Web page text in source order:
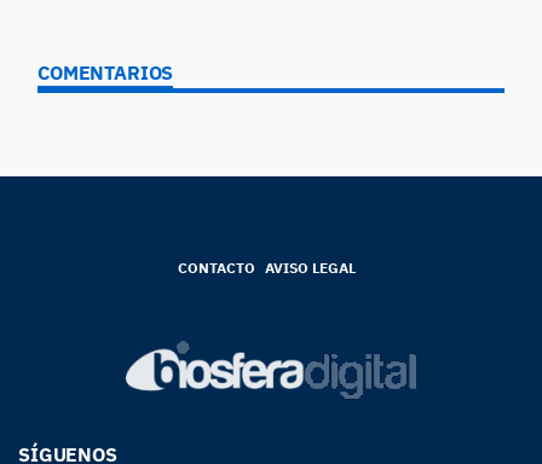
COMENTARIOS
CONTACTO AVISO LEGAL
SÍGUENOS